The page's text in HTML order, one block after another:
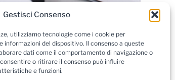
Gestisci Consenso
utilizziamo tecnologie come i cookie per
informazioni del dispositivo. Il consenso a queste
dati come il comportamento di navigazione o
o ritirare il consenso può influire
e funzioni.